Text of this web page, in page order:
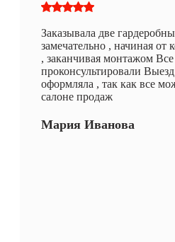
Заказывала две
замечательно , начиная от
, заканчивая монтажом
проконсультировали
оформляла , так как все
салоне продаж
Мария Иванова